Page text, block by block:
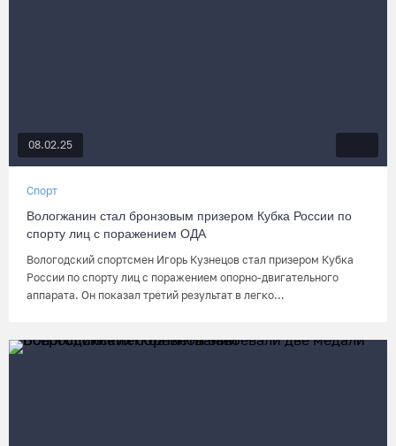
08.02.25
Спорт
Вологжанин стал бронзовым призером Кубка России по
спорту лиц с поражением ОДА
Вологодский спортсмен Игорь Кузнецов стал призером Кубка
России по спорту лиц с поражением опорно-двигательного
аппарата. Он показал третий результат в легко...